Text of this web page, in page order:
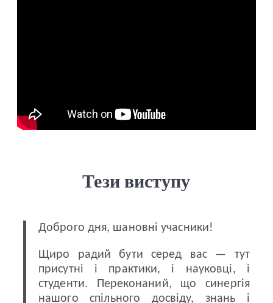
Тези виступу
Доброго дня, шановні учасники!
Щиро радий бути серед вас — тут
присутні і практики, і науковці, і
студенти. Переконаний, що синергія
нашого спільного досвіду, знань і